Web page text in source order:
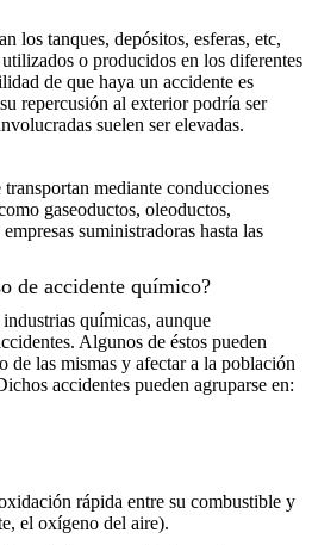
los tanques, depósitos, esferas, etc,
o producidos en los diferentes
de que haya un accidente es
repercusión al exterior podría ser
suelen ser elevadas.
transportan mediante conducciones
gaseoductos, oleoductos,
suministradoras hasta las
de accidente químico?
químicas, aunque
Algunos de éstos pueden
de las mismas y afectar a la población
accidentes pueden agruparse en:
rápida entre su combustible y
el oxígeno del aire).